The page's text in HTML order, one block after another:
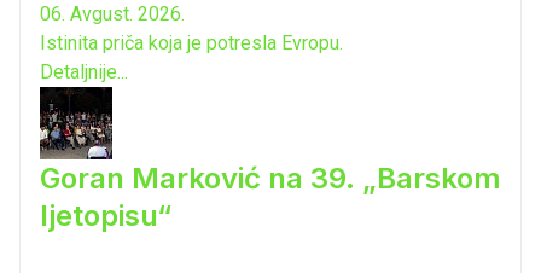
06. Avgust. 2026.
Istinita priča koja je potresla Evropu.
Detaljnije...
Goran Marković na 39. „Barskom
ljetopisu“